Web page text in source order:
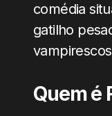
comédia
gatilho
Quem é